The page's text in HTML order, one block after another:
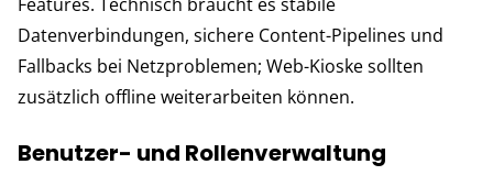
Datenverbindungen, sichere Content-Pipelines und
Fallbacks bei Netzproblemen; Web-Kioske sollten
zusätzlich offline weiterarbeiten können.
Benutzer- und Rollenverwaltung